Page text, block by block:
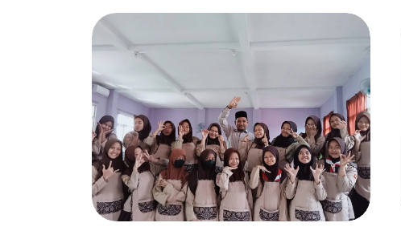
saat berjalan. Untuk pola […]